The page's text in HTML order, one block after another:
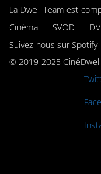
La Dwell Team est
Cinéma
SVOD
Suivez-nous sur Spotify
© 2019-2025